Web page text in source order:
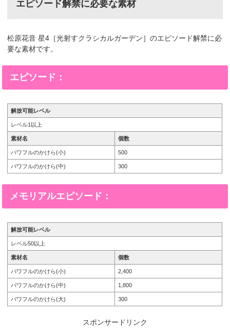
エピソード解禁に必要な素材
松原花音 星4［光射すクラシカルガーデン］のエピソード解禁に必
要な素材です。
エピソード：
解放可能レベル
レベル1以上
素材名 個数
パワフルのかけら(小) 500
パワフルのかけら(中) 300
メモリアルエピソード：
解放可能レベル
レベル50以上
素材名 個数
パワフルのかけら(小) 2,400
パワフルのかけら(中) 1,800
パワフルのかけら(大) 300
スポンサードリンク